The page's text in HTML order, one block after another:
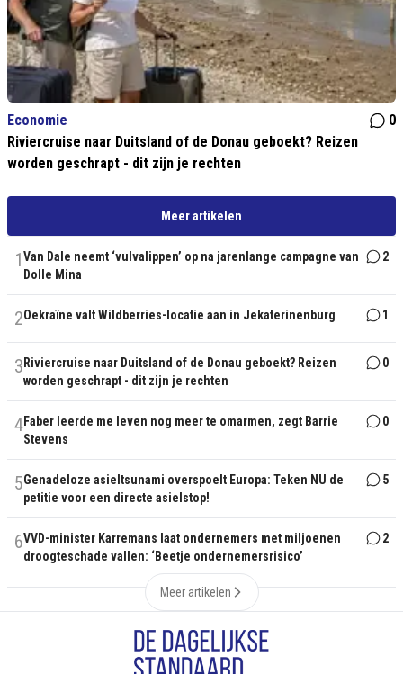
Economie
0
Riviercruise naar Duitsland of de Donau geboekt? Reizen
worden geschrapt - dit zijn je rechten
Meer artikelen
1Van Dale neemt ‘vulvalippen’ op na jarenlange campagne van
Dolle Mina
2
2Oekraïne valt Wildberries-locatie aan in Jekaterinenburg 1
3 Riviercruise naar Duitsland of de Donau geboekt? Reizen
worden geschrapt - dit zijn je rechten
0
4Faber leerde me leven nog meer te omarmen, zegt Barrie
Stevens
0
5Genadeloze asieltsunami overspoelt Europa: Teken NU de
petitie voor een directe asielstop!
5
6VVD-minister Karremans laat ondernemers met miljoenen
droogteschade vallen: ‘Beetje ondernemersrisico’
2
Meer artikelen